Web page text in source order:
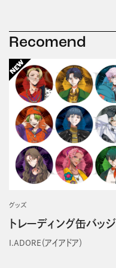
Recomend
グッズ
トレーディング缶バッジ
I.ADORE（アイアドア）